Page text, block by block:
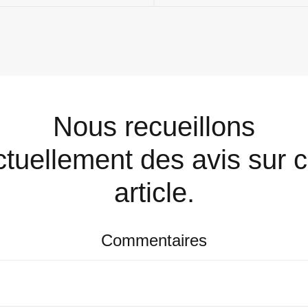
Nous recueillons
des avis sur
article.
Commentaires